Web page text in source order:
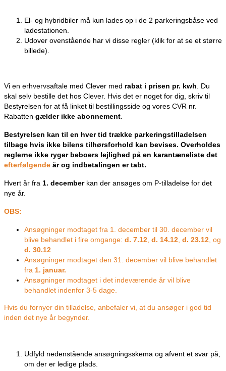
El- og hybridbiler må kun lades op i de 2 parkeringsbåse ved
ladestationen.
Udover ovenstående har vi disse regler (klik for at se et større
billede).
Vi en erhvervsaftale med Clever med rabat i prisen pr. kwh . Du
skal selv bestille det hos Clever. Hvis det er noget for dig, skriv til
Bestyrelsen for at få linket til bestillingsside og vores CVR nr.
Rabatten gælder ikke abonnement
Bestyrelsen kan til en hver tid trække parkeringstilladelsen
tilbage hvis ikke bilens tilhørsforhold kan bevises. Overholdes
reglerne ikke ryger beboers lejlighed på en karantæneliste det
efterfølgende år og indbetalingen er tabt.
Hvert år fra 1. decemberkan der ansøges om P-tilladelse for det
nye år.
OBS:
Ansøgninger modtaget fra 1. december til 30. december vil
blive behandlet i fire omgange: d. 7.12 d. 14.12 d. 23.12 , og
d. 30.12
Ansøgninger modtaget den 31. december vil blive behandlet
fra 1. januar.
Ansøgninger modtaget i det indeværende år vil blive
behandlet indenfor 3-5 dage.
Hvis du fornyer din tilladelse, anbefaler vi, at du ansøger i god tid
inden det nye år begynder.
Udfyld nedenstående ansøgningsskema og afvent et svar på,
om der er ledige plads.